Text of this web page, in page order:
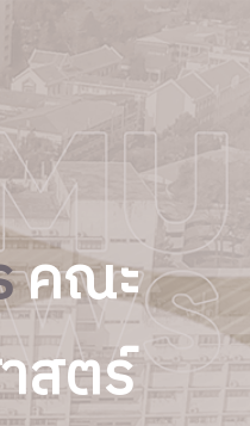
คณะ
สตร์